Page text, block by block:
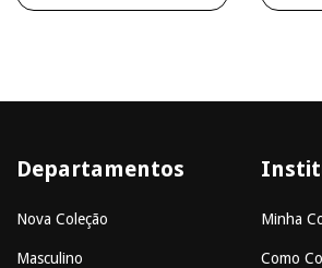
Departamentos
Nova Coleção
Masculino
Minha
Como